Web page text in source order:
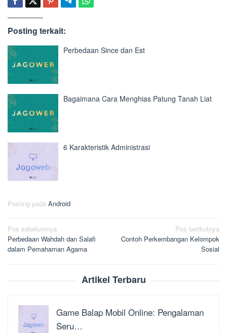
Posting terkait:
Perbedaan Since dan Est
Bagaimana Cara Menghias Patung Tanah Liat
6 Karakteristik Administrasi
Posting pada Android
Navigasi
pos
Pos sebelumnya
Perbedaan Wahdah dan Salafi
dalam Pemahaman Agama
Pos berikutnya
Contoh Perkembangan Kelompok
Sosial
Artikel Terbaru
Game Balap Mobil Online: Pengalaman
Seru…